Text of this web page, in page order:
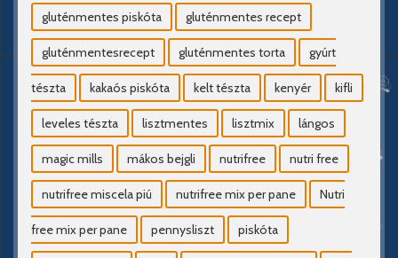
gluténmentes piskóta gluténmentes recept
gluténmentesrecept gluténmentes torta gyúrt
tészta kakaós piskóta kelt tészta kenyér kifli
leveles tészta lisztmentes lisztmix lángos
magic mills mákos bejgli nutrifree nutri free
nutrifree miscela piú nutrifree mix per pane Nutri
free mix per pane pennysliszt piskóta